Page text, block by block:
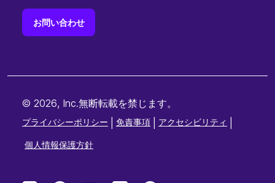
お問い合わせ
© 2026, Inc.無断転載を禁じます。
プライバシーポリシー 免責事項 アクセシビリティ
個人情報保護方針